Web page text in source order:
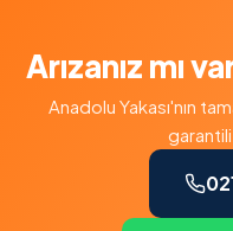
Arızanız mı
Anadolu Yakası'nın